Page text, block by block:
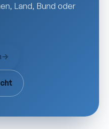
Land, Bund oder
→